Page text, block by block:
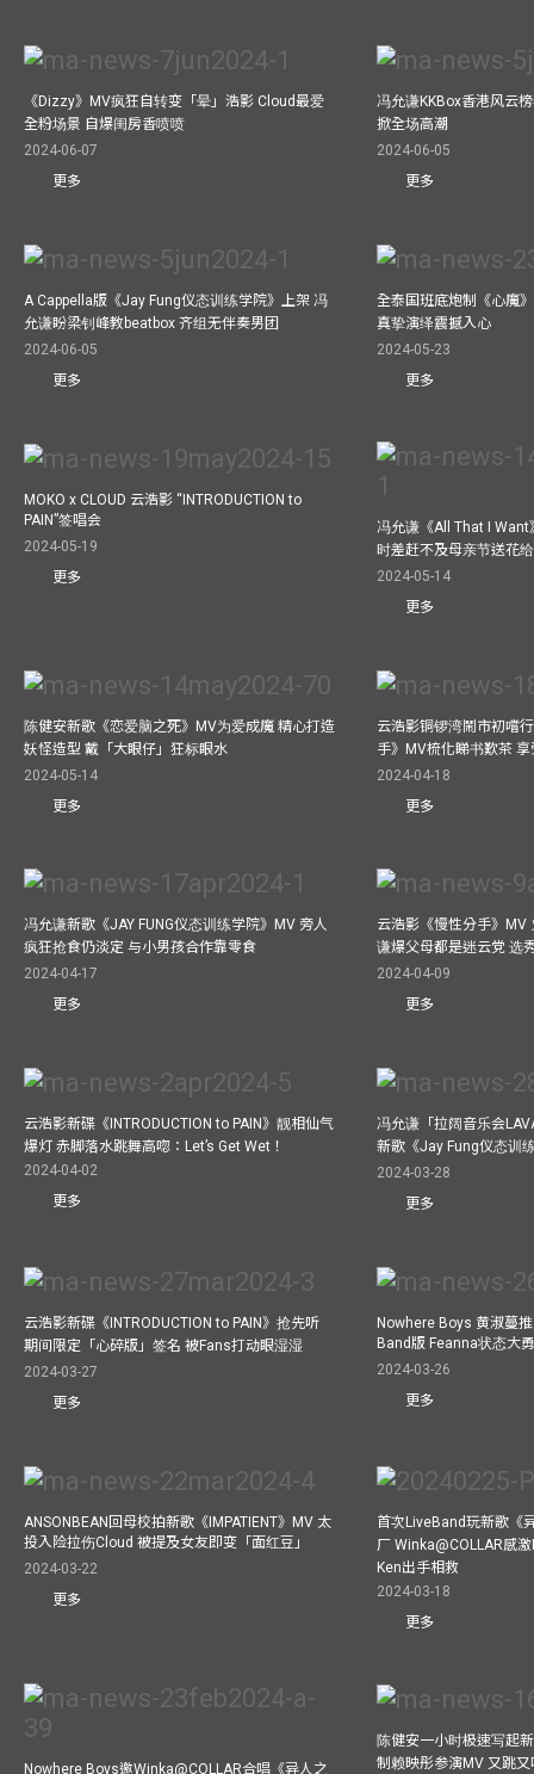
《Dizzy》MV疯狂自转变「晕」浩影 Cloud最爱
全粉场景 自爆闺房香喷喷
2024-06-07
更多
冯允谦KKBox香港风云
掀全场高潮
2024-06-05
更多
A Cappella版《Jay Fung仪态训练学院》上架 冯
允谦盼梁钊峰教beatbox 齐组无伴奏男团
2024-06-05
更多
全泰国班底炮制《心魔
真挚演绎震撼入心
2024-05-23
更多
MOKO x CLOUD 云浩影 “INTRODUCTION to
PAIN”签唱会
2024-05-19
更多
冯允谦《All That I
时差赶不及母亲节送花
2024-05-14
更多
陈健安新歌《恋爱脑之死》MV为爱成魔 精心打造
妖怪造型 戴「大眼仔」狂标眼水
2024-05-14
更多
云浩影铜锣湾鬧市初嚐
手》MV梳化睇书歎茶
2024-04-18
更多
冯允谦新歌《JAY FUNG仪态训练学院》MV 旁人
疯狂抢食仍淡定 与小男孩合作靠零食
2024-04-17
更多
云浩影《慢性分手》MV
谦爆父母都是迷云党 选
2024-04-09
更多
云浩影新碟《INTRODUCTION to PAIN》靓相仙气
爆灯 赤脚落水跳舞高唿：Let’s Get Wet！
2024-04-02
更多
冯允谦「拉阔音乐会
新歌《Jay Fung仪态训
2024-03-28
更多
云浩影新碟《INTRODUCTION to PAIN》抢先听
期间限定「心碎版」签名 被Fans打动眼湿湿
2024-03-27
更多
Nowhere Boys 黄淑蔓
Band版 Feanna状态大
2024-03-26
更多
ANSONBEAN回母校拍新歌《IMPATIENT》MV 太
投入险拉伤Cloud 被提及女友即变「面红豆」
2024-03-22
更多
首次LiveBand玩新歌《
厂 Winka@COLLAR感
Ken出手相救
2024-03-18
更多
Nowhere Boys邀Winka@COLLAR合唱《异人之
陈健安一小时极速写起
制赖映彤参演MV 又跳